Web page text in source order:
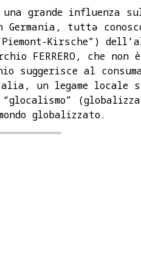
una grande influenza
tuttə
Kirsche”)
FERRERO, che non
suggerisce al
un legame locale
globalizzato.